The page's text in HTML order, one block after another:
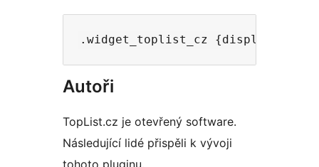
Autoři
TopList.cz je otevřený software.
Následující lidé přispěli k vývoji
tohoto pluginu.